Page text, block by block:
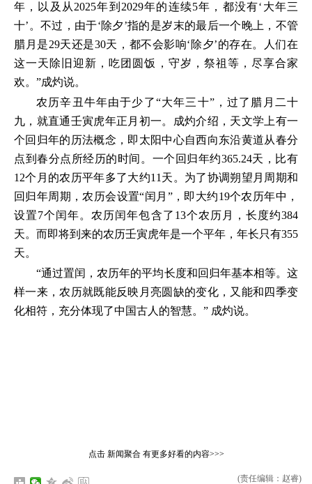
年，以及从2025年到2029年的连续5年，都没有‘大年三
十’。不过，由于‘除夕’指的是岁末的最后一个晚上，不管
腊月是29天还是30天，都不会影响‘除夕’的存在。人们在
这一天除旧迎新，吃团圆饭，守岁，祭祖等，尽享合家
欢。”成灼说。
农历辛丑牛年由于少了“大年三十”，过了腊月二十
九，就直通壬寅虎年正月初一。成灼介绍，天文学上有一
个回归年的历法概念，即太阳中心自西向东沿黄道从春分
点到春分点所经历的时间。一个回归年约365.24天，比有
12个月的农历平年多了大约11天。为了协调朔望月周期和
回归年周期，农历会设置“闰月”，即大约19个农历年中，
设置7个闰年。农历闰年包含了13个农历月，长度约384
天。而即将到来的农历壬寅虎年是一个平年，年长只有355
天。
“通过置闰，农历年的平均长度和回归年基本相等。这
样一来，农历就既能反映月亮圆缺的变化，又能和四季变
化相符，充分体现了中国古人的智慧。” 成灼说。
点击 新闻聚合有更多好看的内容>>>
(责任编辑：赵睿)